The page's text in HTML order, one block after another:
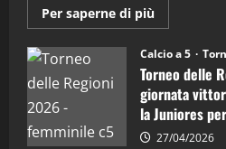
4
(Martedi 14
"SportEmpire"
(Martedi 07
Per saperne di più
informazioni
Torneo
delle
Regioni
di
calcio
a
5:
la
Calcio a 5
Torneo delle
giornata
la Juniores
27/04/2026